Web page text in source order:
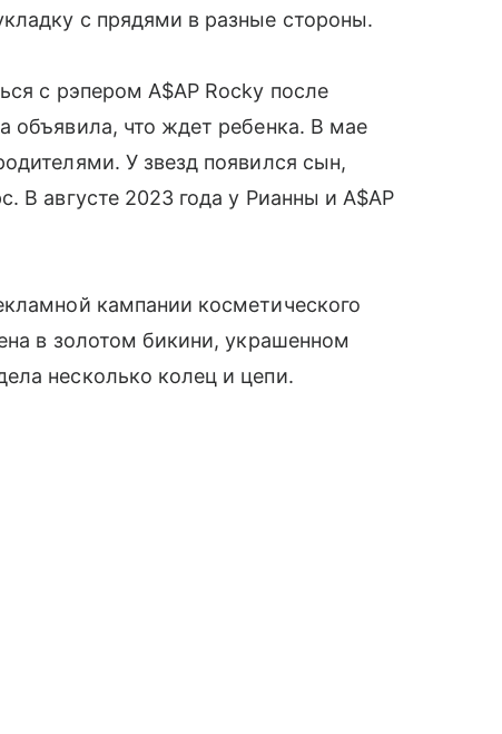
с прядями в разные стороны.
с рэпером A$AP Rocky после
объявила, что ждет ребенка. В мае
У звезд появился сын,
В августе 2023 года у Рианны и A$AP
кампании косметического
в золотом бикини, украшенном
несколько колец и цепи.